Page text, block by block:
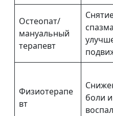
Остеопат/
мануальный
терапевт
Физиотерапе
вт
боли и